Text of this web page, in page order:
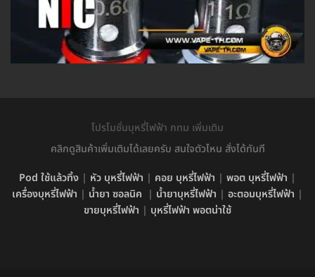
โปรโมชั่นบุหรี่ไฟฟ้า กทม เพิ่มเติม
คลิกดูสินค้าเพิ่มเติมได้เลยครับ สนใจตัวไหน สั่งได้ทันที
Pod ใช้แล้วทิ้ง | หัว บุหรี่ไฟฟ้า | คอย บุหรี่ไฟฟ้า | พอต บุหรี่ไฟฟ้า |
เครื่องบุหรี่ไฟฟ้า | น้ำยา ซอลนิค | น้ำยาบุหรี่ไฟฟ้า | อะตอมบุหรี่ไฟฟ้า |
ขายบุหรี่ไฟฟ้า | บุหรี่ไฟฟ้า พอตน่าใช้